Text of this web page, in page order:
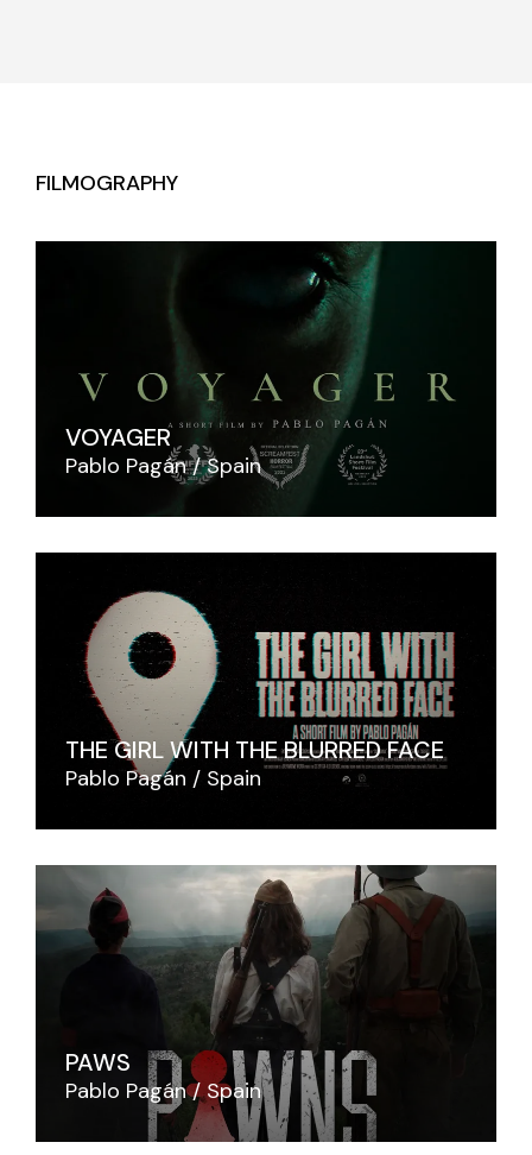
FILMOGRAPHY
VOYAGER
Pablo Pagán Spain
THE GIRL WITH THE BLURRED FACE
Pablo Pagán Spain
PAWS
Pablo Pagán Spain